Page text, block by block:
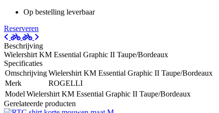
Op bestelling leverbaar
Reserveren
Beschrijving
Wielershirt KM Essential Graphic II Taupe/Bordeaux
Specificaties
OmschrijvingWielershirt KM Essential Graphic II Taupe/Bordeaux
Merk
ROGELLI
Model Wielershirt KM Essential Graphic II Taupe/Bordeaux
Gerelateerde producten